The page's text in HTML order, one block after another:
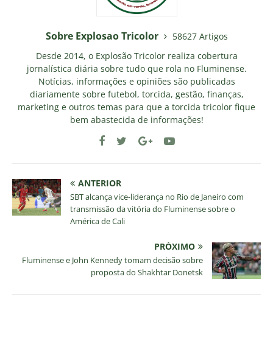
Sobre Explosao Tricolor
58627 Artigos
Desde 2014, o Explosão Tricolor realiza cobertura
jornalística diária sobre tudo que rola no Fluminense.
Notícias, informações e opiniões são publicadas
diariamente sobre futebol, torcida, gestão, finanças,
marketing e outros temas para que a torcida tricolor fique
bem abastecida de informações!
ANTERIOR
SBT alcança vice-liderança no Rio de Janeiro com
transmissão da vitória do Fluminense sobre o
América de Cali
PRÓXIMO
Fluminense e John Kennedy tomam decisão sobre
proposta do Shakhtar Donetsk